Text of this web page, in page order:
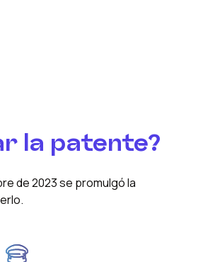
la patente?
de 2023 se promulgó la